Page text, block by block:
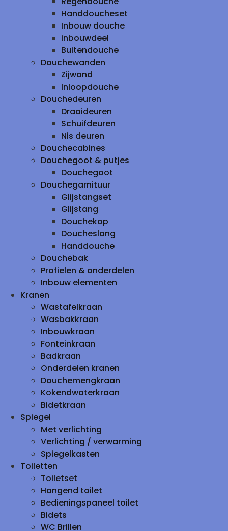
Handdoucheset
Inbouw douche
inbouwdeel
Buitendouche
Douchewanden
Zijwand
Inloopdouche
Douchedeuren
Draaideuren
Schuifdeuren
Nis deuren
Douchecabines
Douchegoot & putjes
Douchegoot
Douchegarnituur
Glijstangset
Glijstang
Douchekop
Doucheslang
Handdouche
Douchebak
Profielen & onderdelen
Inbouw elementen
Kranen
Wastafelkraan
Wasbakkraan
Inbouwkraan
Fonteinkraan
Badkraan
Onderdelen kranen
Douchemengkraan
Kokendwaterkraan
Bidetkraan
Spiegel
Met verlichting
Verlichting / verwarming
Spiegelkasten
Toiletten
Toiletset
Hangend toilet
Bedieningspaneel toilet
Bidets
WC Brillen